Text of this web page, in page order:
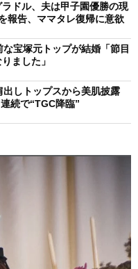
ドル、夫は甲子園優勝の現
告、ママタレ復帰に意欲
な宝塚元トップが結婚「節目
ました」
しトップスから美肌披露
続で“TGC降臨”